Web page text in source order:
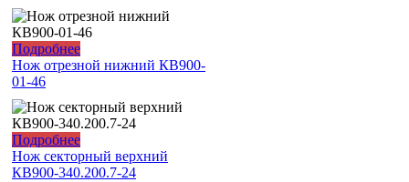
Подробнее
Нож отрезной нижний КВ900-
01-46
Подробнее
Нож секторный верхний
КВ900-340.200.7-24